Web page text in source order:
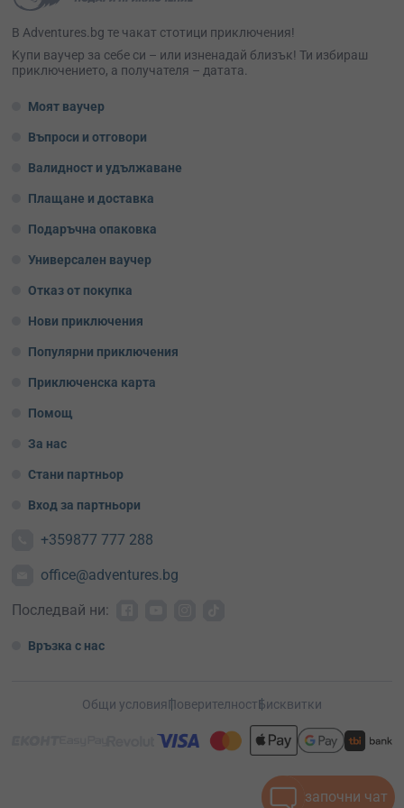
В Adventures.bg те чакат стотици приключения!
Kупи ваучер за себе си – или изненадай близък! Ти избираш
приключението, а получателя – датата.
Моят ваучер
Въпроси и отговори
Валидност и удължаване
Плащане и доставка
Подаръчна опаковка
Универсален ваучер
Отказ от покупка
Нови приключения
Популярни приключения
Приключенска карта
Помощ
За нас
Стани партньор
Вход за партньори
+359877 777 288
office@adventures.bg
Последвай ни:
Връзка с нас
Общи условияПоверителностБисквитки
започни чат